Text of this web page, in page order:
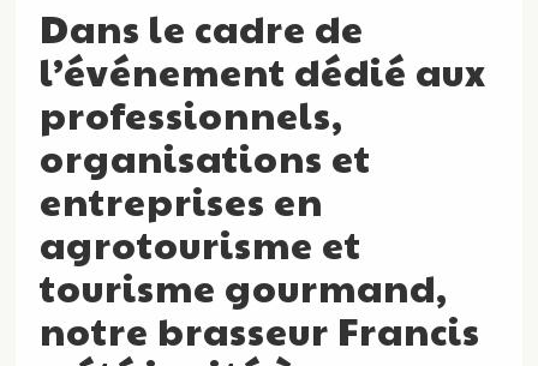
Dans le cadre de
l’événement dédié aux
professionnels,
organisations et
entreprises en
agrotourisme et
tourisme gourmand,
notre brasseur Francis